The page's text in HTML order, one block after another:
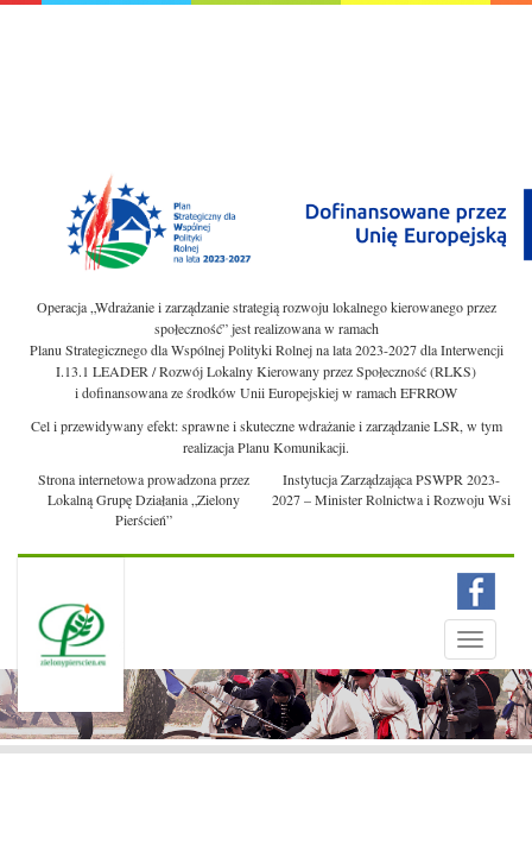
Operacja „Wdrażanie i zarządzanie strategią rozwoju lokalnego kierowanego przez
społeczność” jest realizowana w ramach
Planu Strategicznego dla Wspólnej Polityki Rolnej na lata 2023-2027 dla Interwencji
I.13.1 LEADER / Rozwój Lokalny Kierowany przez Społeczność (RLKS)
i dofinansowana ze środków Unii Europejskiej w ramach EFRROW
Cel i przewidywany efekt: sprawne i skuteczne wdrażanie i zarządzanie LSR, w tym
realizacja Planu Komunikacji.
Strona internetowa prowadzona przez
Lokalną Grupę Działania „Zielony
Pierścień”
Instytucja Zarządzająca PSWPR 2023-
2027 – Minister Rolnictwa i Rozwoju Wsi
Toggle
Menu